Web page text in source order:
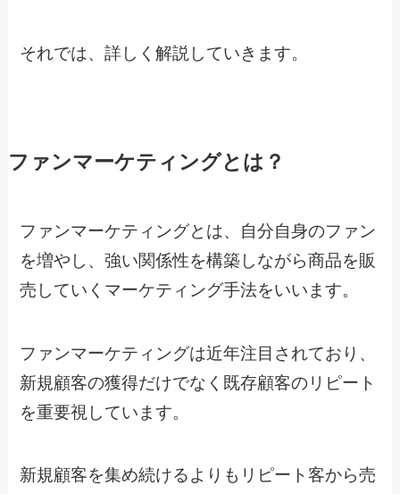
それでは、詳しく解説していきます。
ファンマーケティングとは？
ファンマーケティングとは、自分自身のファン
を増やし、強い関係性を構築しながら商品を販
売していくマーケティング手法をいいます。
ファンマーケティングは近年注目されており、
新規顧客の獲得だけでなく既存顧客のリピート
を重要視しています。
新規顧客を集め続けるよりもリピート客から売